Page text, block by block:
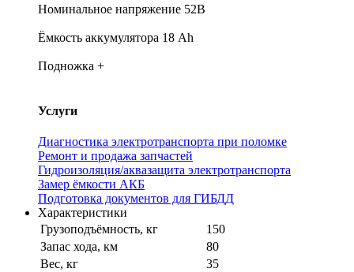
Номинальное напряжение 52В
Ёмкость аккумулятора 18 Аh
Подножка +
Услуги
Диагностика электротранспорта при поломке
Ремонт и продажа запчастей
Гидроизоляция/аквазащита электротранспорта
Замер ёмкости АКБ
Подготовка документов для ГИБДД
Характеристики
Грузоподъёмность, кг
150
Запас хода, км
80
Вес, кг
35